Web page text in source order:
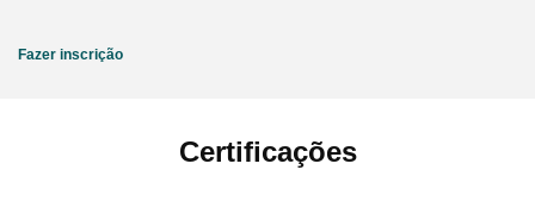
Fazer inscrição
Certificações